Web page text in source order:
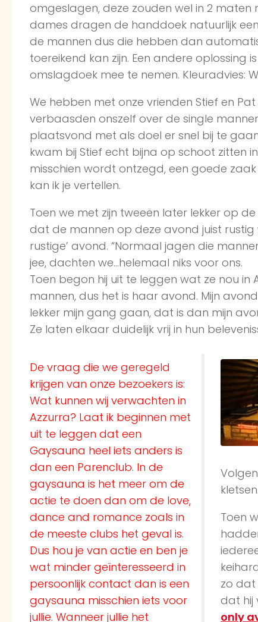
omgeslagen, deze zouden wel in 2 maten
dames dragen de handdoek natuurlijk
de mannen dus die hebben dan
toereikend kan zijn. Een andere oplossing
omslagdoek mee te nemen. Kleuradvies:
We hebben met onze vrienden Stief en
verbaasden onszelf over de single
plaatsvond met als doel er snel bij te
kwam bij Stief echt bijna op schoot zitten
misschien wordt ontzegd, een goede
kan ik je vertellen.
Toen we met zijn tweeën later lekker op
dat de mannen op deze avond juist rustig
rustige’ avond. “Normaal jagen die
jee, dachten we…helemaal niks voor ons.
Toen begon hij uit te leggen wat ze nou
mannen, dus het is haar avond. Mijn
lekker mijn gang gaan, dat is dan mijn
Ze laten elkaar duidelijk vrij in hun
De vraag die we geregeld
krijgen van onze bezoekers is:
Wat kunnen wij verwachten in
Azzurra? Laat ik beginnen met
uit te leggen dat een
Gaysauna heel iets anders is
dan een Parenclub. In de
gaysauna is het meer om de
actie te doen dan om de love,
dance and romance zoals in
de meeste clubs het geval is.
Dus hou je van actie en ben je
wat minder geïnteresseerd in
persoonlijk contact dan is een
gaysauna misschien iets voor
jullie. Wanneer jullie het
kletsen.
Toen
zo dat
dat hij
only